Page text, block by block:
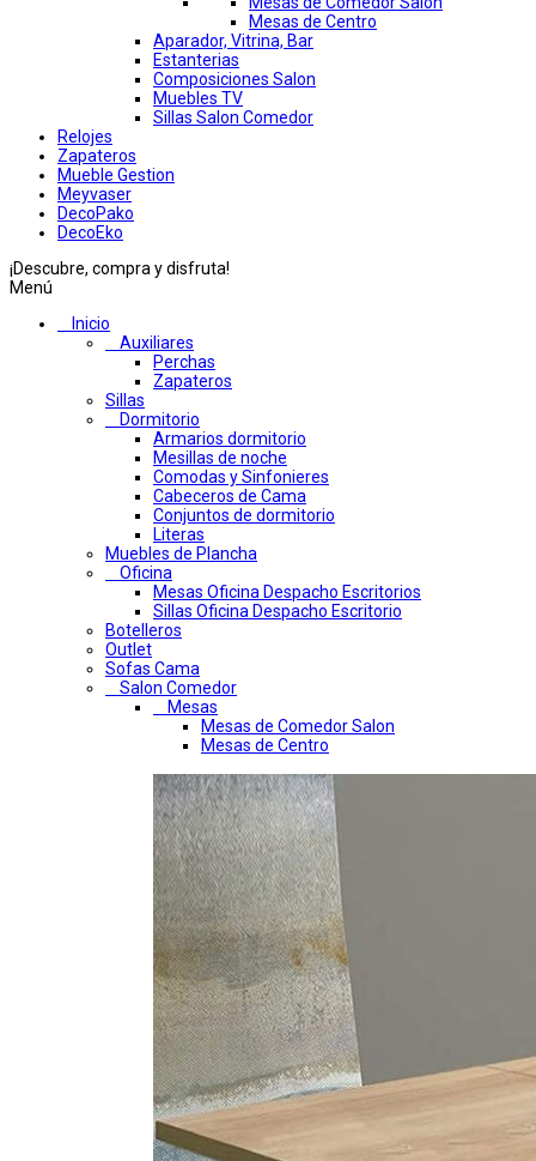
Mesas de Centro
Aparador, Vitrina, Bar
Estanterias
Composiciones Salon
Muebles TV
Sillas Salon Comedor
Relojes
Zapateros
Mueble Gestion
Meyvaser
DecoPako
DecoEko
¡Descubre, compra y disfruta!
Menú
Inicio
Auxiliares
Perchas
Zapateros
Sillas
Dormitorio
Armarios dormitorio
Mesillas de noche
Comodas y Sinfonieres
Cabeceros de Cama
Conjuntos de dormitorio
Literas
Muebles de Plancha
Oficina
Mesas Oficina Despacho Escritorios
Sillas Oficina Despacho Escritorio
Botelleros
Outlet
Sofas Cama
Salon Comedor
Mesas
Mesas de Comedor Salon
Mesas de Centro